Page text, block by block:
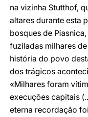
na vizinha Stutthof,
altares durante esta
bosques de
fuziladas milhares
história do povo
dos trágicos
«Milhares foram
execuções capitais
eterna recordação